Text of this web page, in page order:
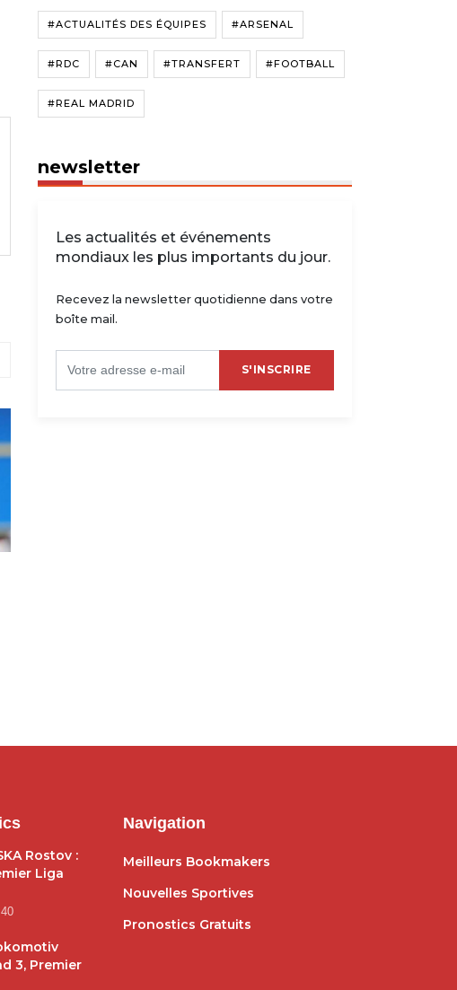
#ACTUALITÉS DES ÉQUIPES #ARSENAL
#RDC #CAN #TRANSFERT #FOOTBALL
#REAL MADRID
newsletter
Les actualités et événements
mondiaux les plus importants du jour.
Recevez la newsletter quotidienne dans votre
boîte mail.
S'INSCRIRE
Rostov :
Liga
3, Premier
Navigation
Meilleurs Bookmakers
Nouvelles Sportives
Pronostics Gratuits